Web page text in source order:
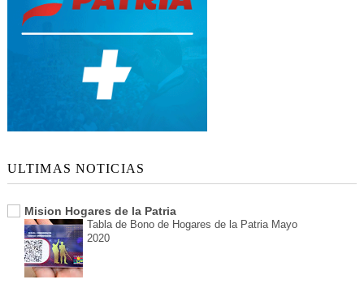
ULTIMAS NOTICIAS
Mision Hogares de la Patria
Tabla de Bono de Hogares de la Patria Mayo
2020